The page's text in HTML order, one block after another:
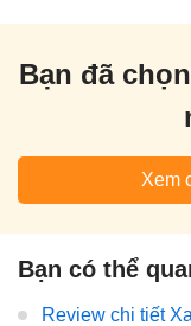
Bạn đã
Xem
Bạn có thể
Review chi tiết